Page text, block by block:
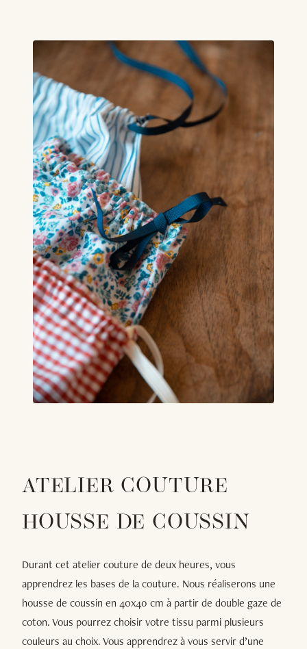
ATELIER COUTURE
HOUSSE DE COUSSIN
Durant cet atelier couture de deux heures, vous
apprendrez les bases de la couture. Nous réaliserons une
housse de coussin en 40x40 cm à partir de double gaze de
coton. Vous pourrez choisir votre tissu parmi plusieurs
couleurs au choix. Vous apprendrez à vous servir d’une